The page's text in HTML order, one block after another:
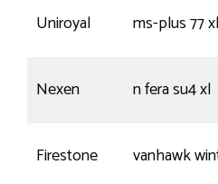
Uniroyal ms-plus 77 xl
Nexen n fera su4 xl
Firestone vanhawk